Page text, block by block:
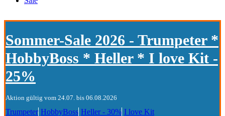
Sommer-Sale 2026 - Trumpeter *
HobbyBoss * Heller * I love Kit -
25%
Aktion gültig vom 24.07. bis 06.08.2026
Trumpeter HobbyBoss Heller - 30% I love Kit